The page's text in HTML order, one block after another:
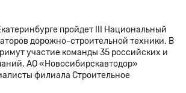
пройдет III Национальный
дорожно-строительной техники. В
участие команды 35 российских и
АО «Новосибирскавтодор»
филиала Строительное